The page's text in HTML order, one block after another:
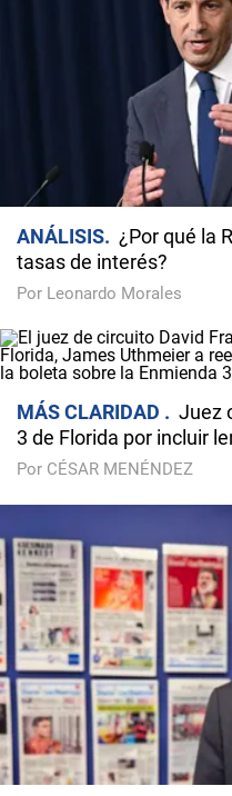
ANÁLISIS
¿Por qué la
tasas de interés?
Por Leonardo Morales
MÁS CLARIDAD
Juez
3 de Florida por incluir
Por CÉSAR MENÉNDEZ